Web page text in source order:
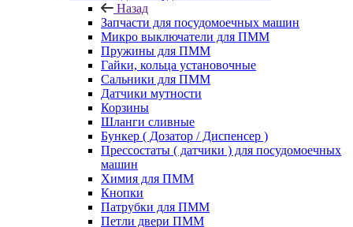
Назад
Запчасти для посудомоечных машин
Микро выключатели для ПММ
Пружины для ПММ
Гайки, кольца установочные
Сальники для ПММ
Датчики мутности
Корзины
Шланги сливные
Бункер ( Дозатор / Диспенсер )
Прессостаты ( датчики ) для посудомоечных
машин
Химия для ПММ
Кнопки
Патрубки для ПММ
Петли двери ПММ